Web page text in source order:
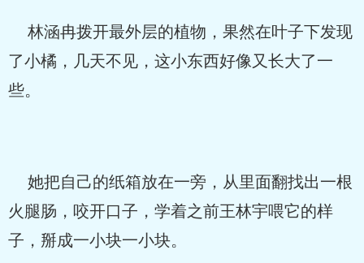
林涵冉拨开最外层的植物，果然在叶子下发现
了小橘，几天不见，这小东西好像又长大了一
些。
她把自己的纸箱放在一旁，从里面翻找出一根
火腿肠，咬开口子，学着之前王林宇喂它的样
子，掰成一小块一小块。